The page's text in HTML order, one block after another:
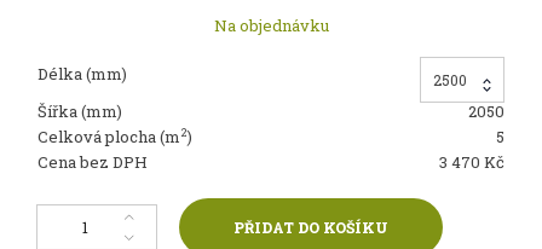
Na objednávku
Délka (mm) 2500
Šířka (mm)
2050
Celková plocha (m2)
5
Cena bez DPH
3 470 Kč
Biodeska SMRK 19 mm B/B množství
PŘIDAT DO KOŠÍKU